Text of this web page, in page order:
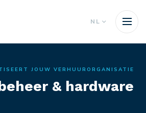
NL
JOUW VERHUURORGANISATIE
& hardware